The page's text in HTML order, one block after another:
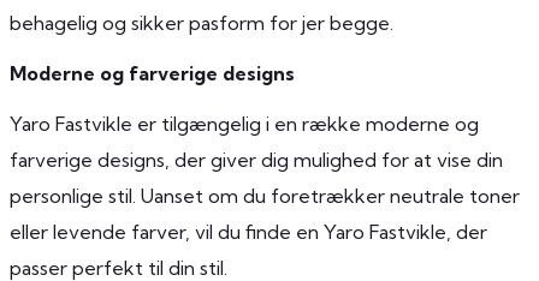
behagelig og sikker pasform for jer begge.
Moderne og farverige designs
Yaro Fastvikle er tilgængelig i en række moderne og
farverige designs, der giver dig mulighed for at vise din
personlige stil. Uanset om du foretrækker neutrale toner
eller levende farver, vil du finde en Yaro Fastvikle, der
passer perfekt til din stil.